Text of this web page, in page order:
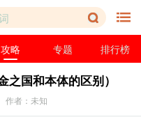
攻略 专题 排行榜
国和本体的区别）
作者：未知